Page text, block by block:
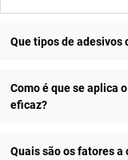
Que tipos de adesivos
Como é que se aplica
eficaz?
Quais são os fatores a